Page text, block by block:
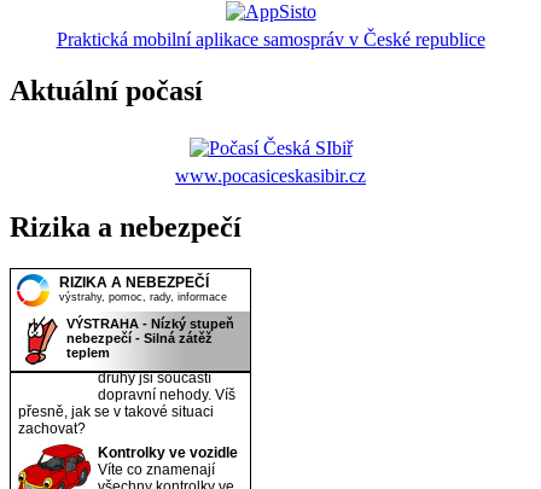
Praktická mobilní aplikace samospráv v České republice
Aktuální počasí
www.pocasiceskasibir.cz
Rizika a nebezpečí